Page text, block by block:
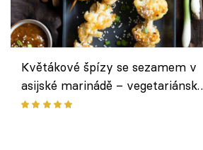
Květákové špízy se sezamem v
asijské marinádě – vegetariánská
chuťovka z grilu